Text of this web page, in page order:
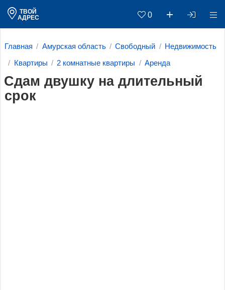
ТВОЙ
АДРЕС
0
Главная Амурская область Свободный Недвижимость
Квартиры 2 комнатные квартиры Аренда
Сдам двушку на длительный
срок